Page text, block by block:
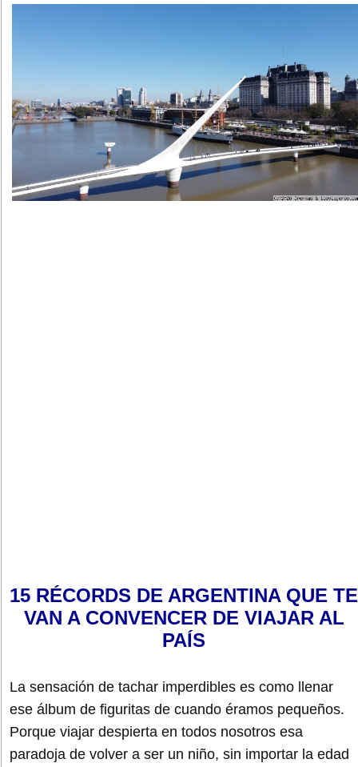
15 RÉCORDS DE ARGENTINA QUE TE
VAN A CONVENCER DE VIAJAR AL
PAÍS
La sensación de tachar imperdibles es como llenar
ese álbum de figuritas de cuando éramos pequeños.
Porque viajar despierta en todos nosotros esa
paradoja de volver a ser un niño, sin importar la edad